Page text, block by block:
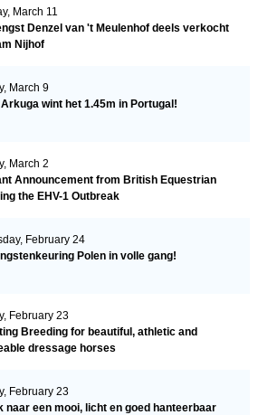
March 11
Denzel van 't Meulenhof deels verkocht
Nijhof
March 9
wint het 1.45m in Portugal!
March 2
Announcement from British Equestrian
the EHV-1 Outbreak
February 24
Polen in volle gang!
February 23
Breeding for beautiful, athletic and
dressage horses
February 23
naar een mooi, licht en goed hanteerbaar